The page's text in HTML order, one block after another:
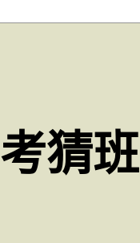
考猜班